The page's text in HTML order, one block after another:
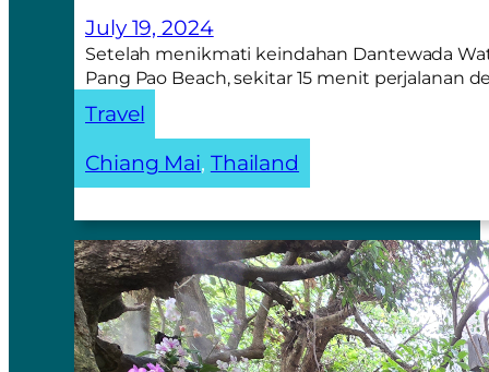
July 19, 2024
Setelah menikmati keindahan Dantewada
Pang Pao Beach, sekitar 15 menit perjalanan
Travel
Chiang Mai, Thailand